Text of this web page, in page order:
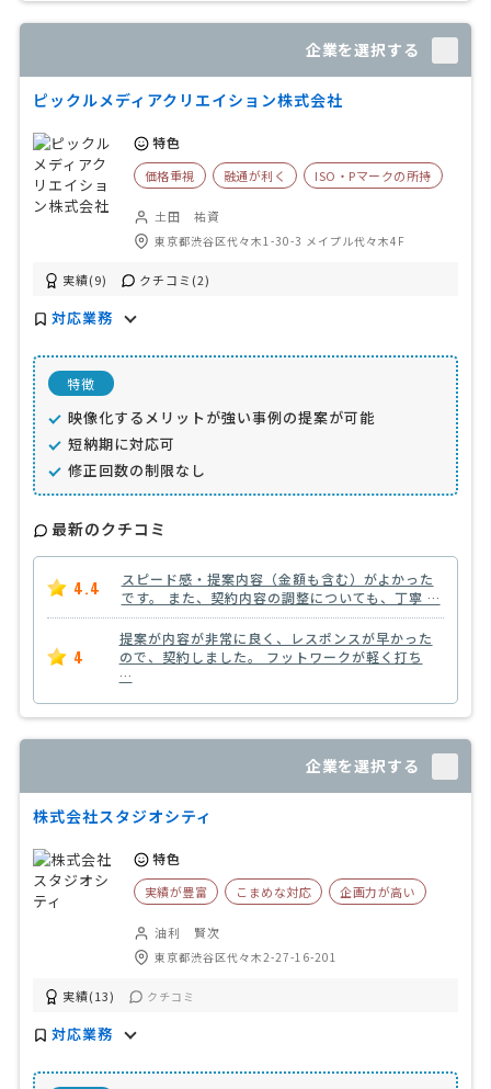
企業を選択する
ピックルメディアクリエイション株式会社
特色
価格重視 融通が利く ISO・Pマークの所持
土田 祐資
東京都渋谷区代々木1-30-3 メイプル代々木4F
実績(9) クチコミ(2)
対応業務
特徴
映像化するメリットが強い事例の提案が可能
短納期に対応可
修正回数の制限なし
最新のクチコミ
4.4
スピード感・提案内容（金額も含む）がよかった
です。 また、契約内容の調整についても、丁寧 …
4
提案が内容が非常に良く、レスポンスが早かった
ので、契約しました。 フットワークが軽く打ち
…
企業を選択する
株式会社スタジオシティ
特色
実績が豊富 こまめな対応 企画力が高い
油利 賢次
東京都渋谷区代々木2-27-16-201
実績(13) クチコミ
対応業務